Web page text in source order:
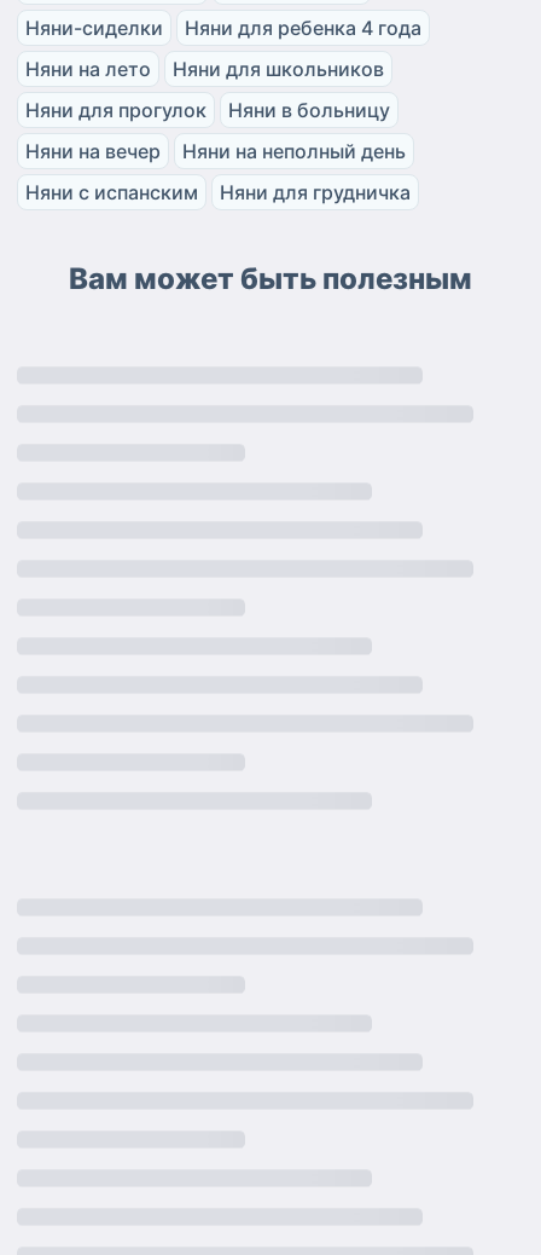
Няни-сиделки
Няни для ребенка 4 года
Няни на лето
Няни для школьников
Няни для прогулок
Няни в больницу
Няни на вечер
Няни на неполный день
Няни с испанским
Няни для грудничка
Вам может быть полезным